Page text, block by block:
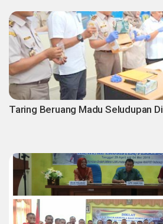
Taring Beruang Madu Seludupan